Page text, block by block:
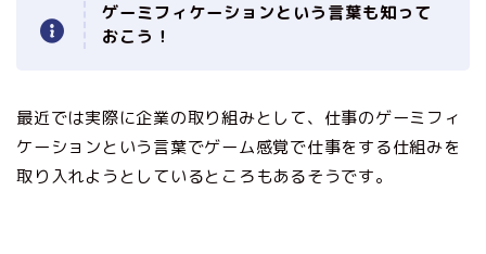
ゲーミフィケーションという言葉も知って
おこう！
最近では実際に企業の取り組みとして、仕事のゲーミフィ
ケーションという言葉でゲーム感覚で仕事をする仕組みを
取り入れようとしているところもあるそうです。